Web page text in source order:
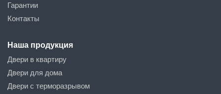
Гарантии
Контакты
Наша продукция
Двери в квартиру
Двери для дома
Двери с терморазрывом